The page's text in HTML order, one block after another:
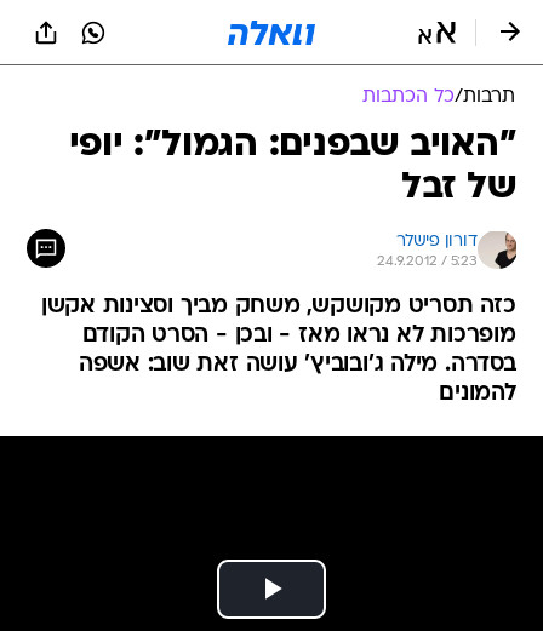
תרבות/כל הכתבות
"האויב שבפנים: הגמול": יופי
של זבל
דורון פישלר
24.9.2012 / 5:23
כזה תסריט מקושקש, משחק מביך וסצינות אקשן
מופרכות לא נראו מאז - ובכן - הסרט הקודם
בסדרה. מילה ג'ובוביץ' עושה זאת שוב: אשפה
להמונים